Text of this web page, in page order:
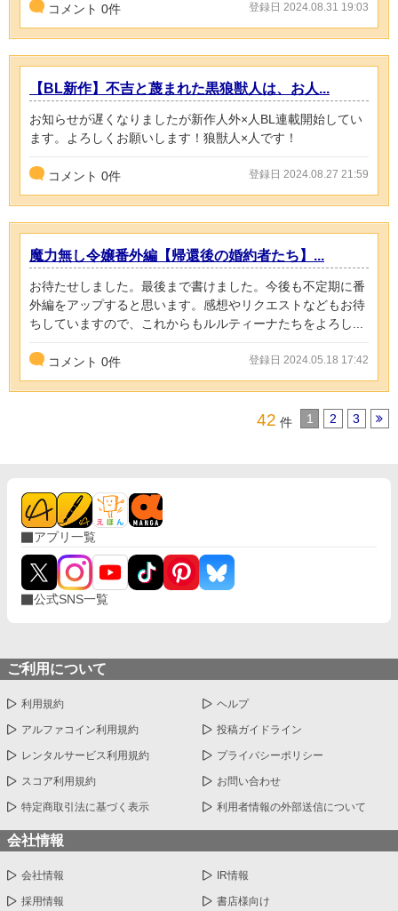
コメント 0件 登録日 2024.08.31 19:03
【BL新作】不吉と蔑まれた黒狼獣人は、お人...
お知らせが遅くなりましたが新作人外×人BL連載開始してい
ます。よろしくお願いします！狼獣人×人です！
コメント 0件 登録日 2024.08.27 21:59
魔力無し令嬢番外編【帰還後の婚約者たち】...
お待たせしました。最後まで書けました。今後も不定期に番
外編をアップすると思います。感想やリクエストなどもお待
ちしていますので、これからもルルティーナたちをよろし...
コメント 0件 登録日 2024.05.18 17:42
42 件 1 2 3
アプリ一覧
公式SNS一覧
ご利用について
利用規約 ヘルプ
アルファコイン利用規約 投稿ガイドライン
レンタルサービス利用規約 プライバシーポリシー
スコア利用規約 お問い合わせ
特定商取引法に基づく表示 利用者情報の外部送信について
会社情報
会社情報 IR情報
採用情報 書店様向け